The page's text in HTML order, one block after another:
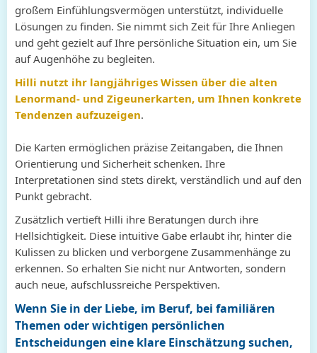
großem Einfühlungsvermögen unterstützt, individuelle
Lösungen zu finden. Sie nimmt sich Zeit für Ihre Anliegen
und geht gezielt auf Ihre persönliche Situation ein, um Sie
auf Augenhöhe zu begleiten.
Hilli nutzt ihr langjähriges Wissen über die alten
Lenormand- und Zigeunerkarten, um Ihnen konkrete
Tendenzen aufzuzeigen.
Die Karten ermöglichen präzise Zeitangaben, die Ihnen
Orientierung und Sicherheit schenken. Ihre
Interpretationen sind stets direkt, verständlich und auf den
Punkt gebracht.
Zusätzlich vertieft Hilli ihre Beratungen durch ihre
Hellsichtigkeit. Diese intuitive Gabe erlaubt ihr, hinter die
Kulissen zu blicken und verborgene Zusammenhänge zu
erkennen. So erhalten Sie nicht nur Antworten, sondern
auch neue, aufschlussreiche Perspektiven.
Wenn Sie in der Liebe, im Beruf, bei familiären
Themen oder wichtigen persönlichen
Entscheidungen eine klare Einschätzung suchen,